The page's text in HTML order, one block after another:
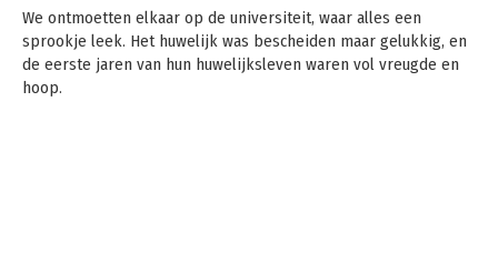
We ontmoetten elkaar op de universiteit, waar alles een
sprookje leek. Het huwelijk was bescheiden maar gelukkig, en
de eerste jaren van hun huwelijksleven waren vol vreugde en
hoop.